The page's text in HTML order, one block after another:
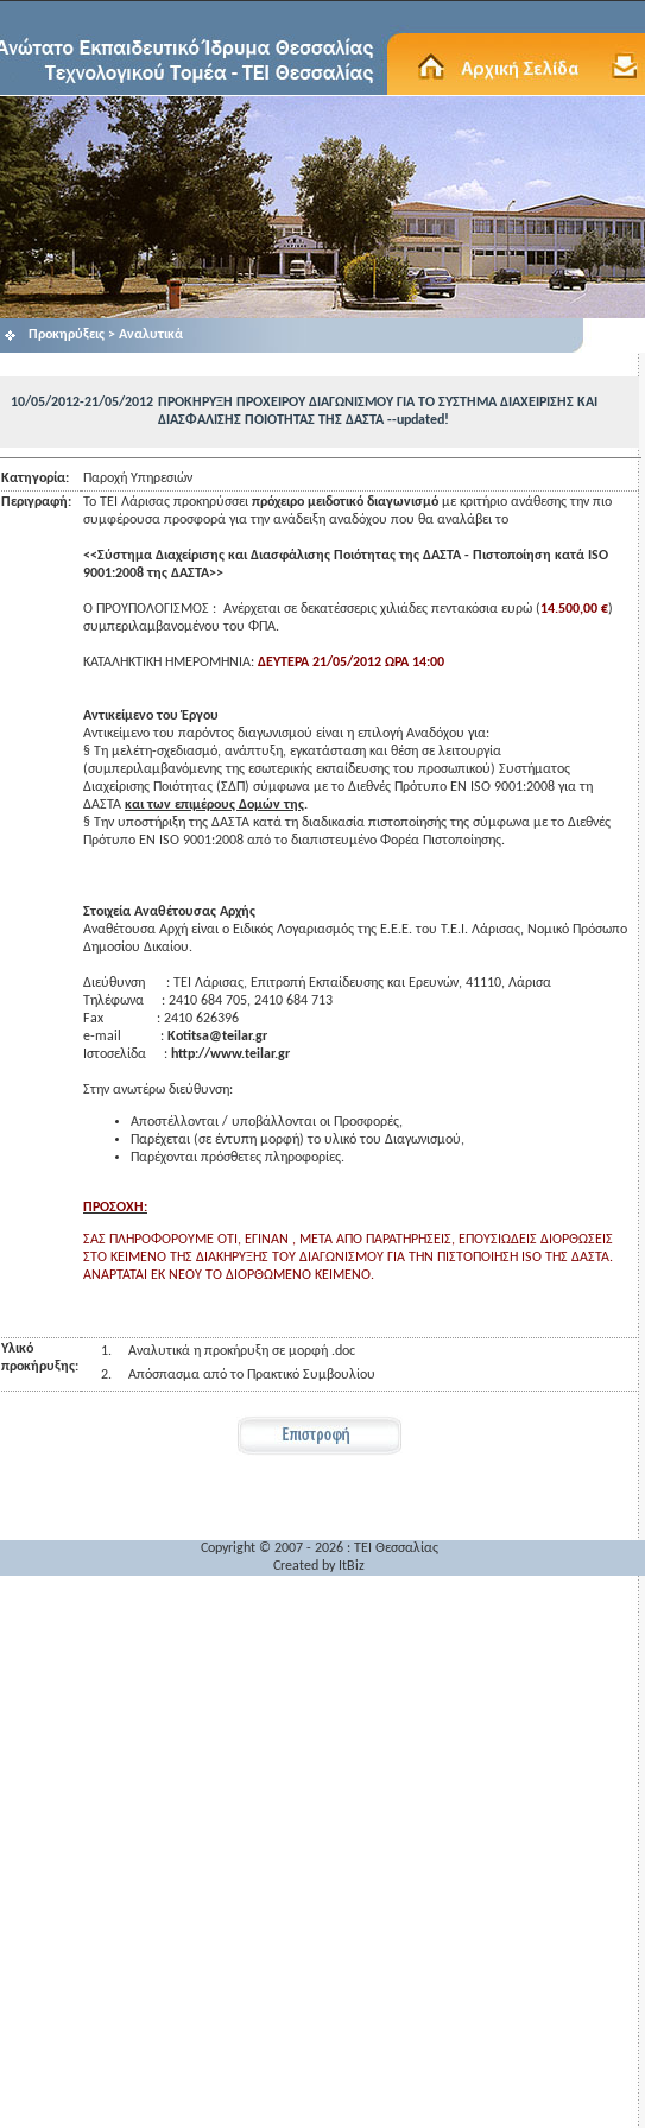
Προκηρύξεις > Αναλυτικά
10/05/2012-21/05/2012 ΠΡΟΚΗΡΥΞΗ ΠΡΟΧΕΙΡΟΥ ΔΙΑΓΩΝΙΣΜΟΥ ΓΙΑ ΤΟ ΣΥΣΤΗΜΑ ΔΙΑΧΕΙΡΙΣΗΣ ΚΑΙ
ΔΙΑΣΦΑΛΙΣΗΣ ΠΟΙΟΤΗΤΑΣ ΤΗΣ ΔΑΣΤΑ --updated!
Κατηγορία:
Παροχή Υπηρεσιών
Περιγραφή:
Το ΤΕΙ Λάρισας προκηρύσσει πρόχειρο μειδοτικό διαγωνισμό με κριτήριο ανάθεσης την πιο
συμφέρουσα προσφορά για την ανάδειξη αναδόχου που θα αναλάβει το
<<Σύστημα Διαχείρισης και Διασφάλισης Ποιότητας της ΔΑΣΤΑ - Πιστοποίηση κατά ISO
9001:2008 της ΔΑΣΤΑ>>
Ο ΠΡΟΥΠΟΛΟΓΙΣΜΟΣ : Ανέρχεται σε δεκατέσσερις χιλιάδες πεντακόσια ευρώ (14.500,00 €)
συμπεριλαμβανομένου του ΦΠΑ.
ΚΑΤΑΛΗΚΤΙΚΗ ΗΜΕΡΟΜΗΝΙΑ: ΔΕΥΤΕΡΑ 21/05/2012 ΩΡΑ 14:00
Αντικείμενο του Έργου
Αντικείμενο του παρόντος διαγωνισμού είναι η επιλογή Αναδόχου για:
§ Τη μελέτη-σχεδιασμό, ανάπτυξη, εγκατάσταση και θέση σε λειτουργία
(συμπεριλαμβανόμενης της εσωτερικής εκπαίδευσης του προσωπικού) Συστήματος
Διαχείρισης Ποιότητας (ΣΔΠ) σύμφωνα με το Διεθνές Πρότυπο EN ISO 9001:2008 για τη
ΔΑΣΤΑ και των επιμέρους Δομών της.
§ Την υποστήριξη της ΔΑΣΤΑ κατά τη διαδικασία πιστοποίησής της σύμφωνα με το Διεθνές
Πρότυπο EN ISO 9001:2008 από το διαπιστευμένο Φορέα Πιστοποίησης.
Στοιχεία Αναθέτουσας Αρχής
Αναθέτουσα Αρχή είναι ο Ειδικός Λογαριασμός της Ε.Ε.Ε. του Τ.Ε.Ι. Λάρισας, Νομικό Πρόσωπο
Δημοσίου Δικαίου.
Διεύθυνση : ΤΕΙ Λάρισας, Επιτροπή Εκπαίδευσης και Ερευνών, 41110, Λάρισα
Τηλέφωνα : 2410 684 705, 2410 684 713
Fax : 2410 626396
e-mail
: Kotitsa@teilar.gr
Ιστοσελίδα : http://www.teilar.gr
Στην ανωτέρω διεύθυνση:
Αποστέλλονται / υποβάλλονται οι Προσφορές,
Παρέχεται (σε έντυπη μορφή) το υλικό του Διαγωνισμού,
Παρέχονται πρόσθετες πληροφορίες.
ΠΡΟΣΟΧΗ:
ΣΑΣ ΠΛΗΡΟΦΟΡΟΥΜΕ ΟΤΙ, ΕΓΙΝΑΝ , ΜΕΤΑ ΑΠΟ ΠΑΡΑΤΗΡΗΣΕΙΣ, ΕΠΟΥΣΙΩΔΕΙΣ ΔΙΟΡΘΩΣΕΙΣ
ΣΤΟ ΚΕΙΜΕΝΟ ΤΗΣ ΔΙΑΚΗΡΥΞΗΣ ΤΟΥ ΔΙΑΓΩΝΙΣΜΟΥ ΓΙΑ ΤΗΝ ΠΙΣΤΟΠΟΙΗΣΗ ISO ΤΗΣ ΔΑΣΤΑ.
ΑΝΑΡΤΑΤΑΙ ΕΚ ΝΕΟΥ ΤΟ ΔΙΟΡΘΩΜΕΝΟ ΚΕΙΜΕΝΟ.
Υλικό
προκήρυξης:
1.
Αναλυτικά η προκήρυξη σε μορφή .doc
2.
Απόσπασμα από το Πρακτικό Συμβουλίου
Copyright © 2007 - 2026 : TEI Θεσσαλίας
Created by ItBiz